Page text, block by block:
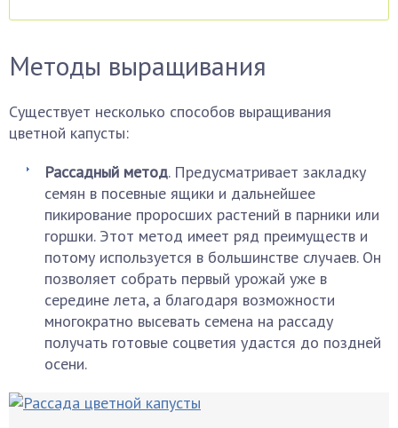
Методы выращивания
Существует несколько способов выращивания
цветной капусты:
Рассадный метод. Предусматривает закладку
семян в посевные ящики и дальнейшее
пикирование проросших растений в парники или
горшки. Этот метод имеет ряд преимуществ и
потому используется в большинстве случаев. Он
позволяет собрать первый урожай уже в
середине лета, а благодаря возможности
многократно высевать семена на рассаду
получать готовые соцветия удастся до поздней
осени.